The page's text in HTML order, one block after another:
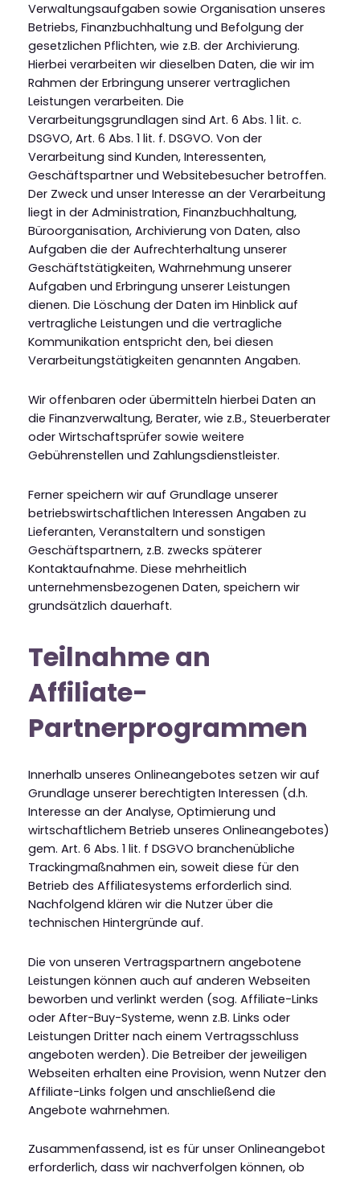
Verwaltungsaufgaben sowie Organisation unseres
Betriebs, Finanzbuchhaltung und Befolgung der
gesetzlichen Pflichten, wie z.B. der Archivierung.
Hierbei verarbeiten wir dieselben Daten, die wir im
Rahmen der Erbringung unserer vertraglichen
Leistungen verarbeiten. Die
Verarbeitungsgrundlagen sind Art. 6 Abs. 1 lit. c.
DSGVO, Art. 6 Abs. 1 lit. f. DSGVO. Von der
Verarbeitung sind Kunden, Interessenten,
Geschäftspartner und Websitebesucher betroffen.
Der Zweck und unser Interesse an der Verarbeitung
liegt in der Administration, Finanzbuchhaltung,
Büroorganisation, Archivierung von Daten, also
Aufgaben die der Aufrechterhaltung unserer
Geschäftstätigkeiten, Wahrnehmung unserer
Aufgaben und Erbringung unserer Leistungen
dienen. Die Löschung der Daten im Hinblick auf
vertragliche Leistungen und die vertragliche
Kommunikation entspricht den, bei diesen
Verarbeitungstätigkeiten genannten Angaben.
Wir offenbaren oder übermitteln hierbei Daten an
die Finanzverwaltung, Berater, wie z.B., Steuerberater
oder Wirtschaftsprüfer sowie weitere
Gebührenstellen und Zahlungsdienstleister.
Ferner speichern wir auf Grundlage unserer
betriebswirtschaftlichen Interessen Angaben zu
Lieferanten, Veranstaltern und sonstigen
Geschäftspartnern, z.B. zwecks späterer
Kontaktaufnahme. Diese mehrheitlich
unternehmensbezogenen Daten, speichern wir
grundsätzlich dauerhaft.
Teilnahme an
Affiliate-
Partnerprogrammen
Innerhalb unseres Onlineangebotes setzen wir auf
Grundlage unserer berechtigten Interessen (d.h.
Interesse an der Analyse, Optimierung und
wirtschaftlichem Betrieb unseres Onlineangebotes)
gem. Art. 6 Abs. 1 lit. f DSGVO branchenübliche
Trackingmaßnahmen ein, soweit diese für den
Betrieb des Affiliatesystems erforderlich sind.
Nachfolgend klären wir die Nutzer über die
technischen Hintergründe auf.
Die von unseren Vertragspartnern angebotene
Leistungen können auch auf anderen Webseiten
beworben und verlinkt werden (sog. Affiliate-Links
oder After-Buy-Systeme, wenn z.B. Links oder
Leistungen Dritter nach einem Vertragsschluss
angeboten werden). Die Betreiber der jeweiligen
Webseiten erhalten eine Provision, wenn Nutzer den
Affiliate-Links folgen und anschließend die
Angebote wahrnehmen.
Zusammenfassend, ist es für unser Onlineangebot
erforderlich, dass wir nachverfolgen können, ob